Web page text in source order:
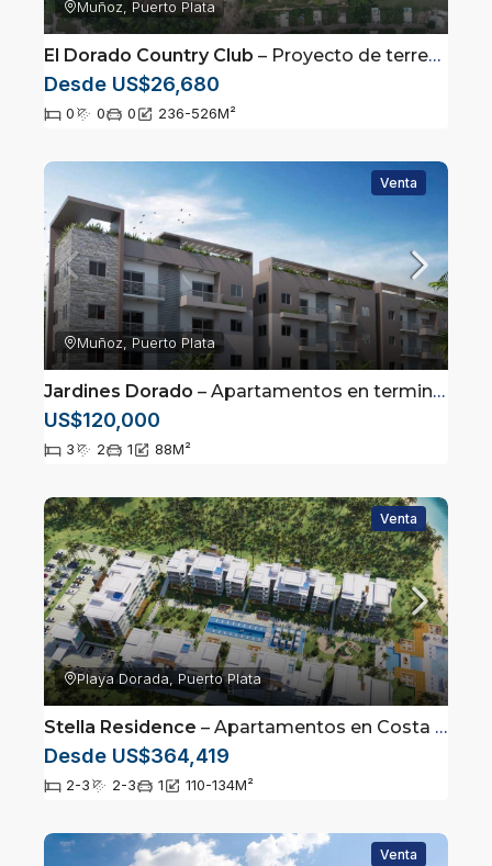
Muñoz, Puerto Plata
El Dorado Country Club – Proyecto de terrenos a solo 4 minutos de la playa en Puerto Plata
Desde US$26,680
0 0 0 236-526M²
Venta
Muñoz, Puerto Plata
Jardines Dorado – Apartamentos en terminacion en Muñoz Puerto Plata
US$120,000
3 2 1 88M²
Venta
Playa Dorada, Puerto Plata
Stella Residence – Apartamentos en Costa Dorada
Desde US$364,419
2-3 2-3 1 110-134M²
Venta